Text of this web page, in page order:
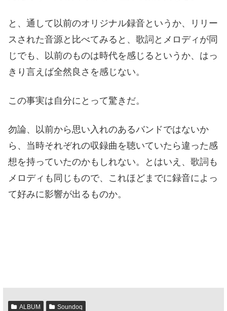
と、通して以前のオリジナル録音というか、リリー
スされた音源と比べてみると、歌詞とメロディが同
じでも、以前のものは時代を感じるというか、はっ
きり言えば全然良さを感じない。
この事実は自分にとって驚きだ。
勿論、以前から思い入れのあるバンドではないか
ら、当時それぞれの収録曲を聴いていたら違った感
想を持っていたのかもしれない。とはいえ、歌詞も
メロディも同じもので、これほどまでに録音によっ
て好みに影響が出るものか。
ALBUM Soundoq